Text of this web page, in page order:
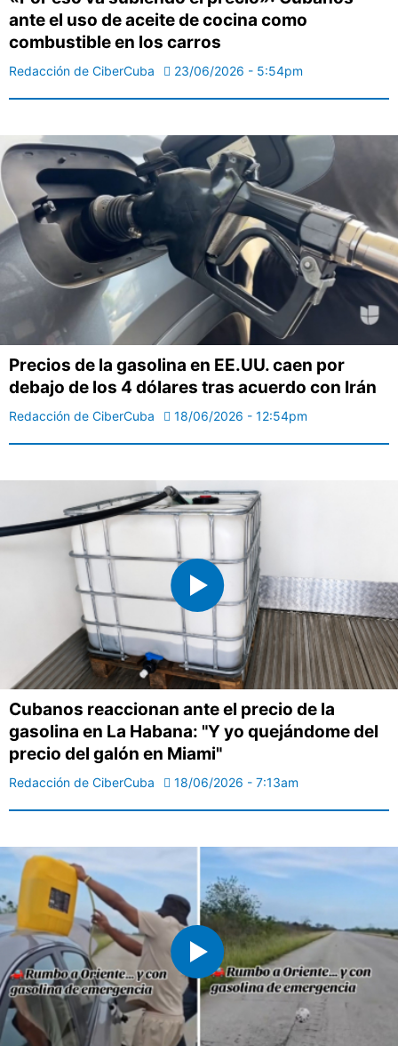
ante el uso de aceite de cocina como
combustible en los carros
Redacción de CiberCuba 23/06/2026 - 5:54pm
Precios de la gasolina en EE.UU. caen por
debajo de los 4 dólares tras acuerdo con Irán
Redacción de CiberCuba 18/06/2026 - 12:54pm
Cubanos reaccionan ante el precio de la
gasolina en La Habana: "Y yo quejándome del
precio del galón en Miami"
Redacción de CiberCuba 18/06/2026 - 7:13am